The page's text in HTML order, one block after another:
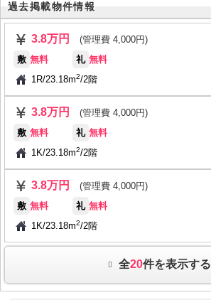
過去掲載物件情報
3.8万円
(管理費 4,000円)
敷 無料 礼 無料
1R/23.18m2/2階
3.8万円
(管理費 4,000円)
敷 無料 礼 無料
1K/23.18m2/2階
3.8万円
(管理費 4,000円)
敷 無料 礼 無料
1K/23.18m2/2階
全20件を表示する